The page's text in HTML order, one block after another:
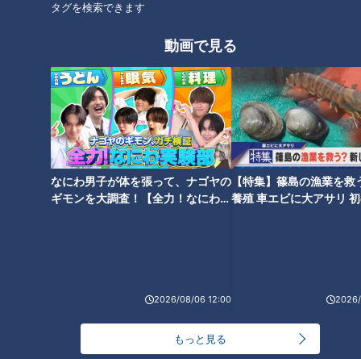
タグを検索できます
動画で見る
なにわ男子が体を張って、ナゴヤの
ギモンを大調査！【全力！なにわ実
2026/08/06 12:00
【特集】篠島の漁業を救
養殖 車エビに大アサリ
もっと見る
「アナウンサーを辞めようと思
っています」 局アナが純烈の
新メンバーに志願⁉リーダーに
直談判も可能性は「5％」？
【フェイクドキュメンタリー】
斉藤アナがCBCテレビのライブ
ラリ室にある閲覧禁止のビデオ
を見たら・・・